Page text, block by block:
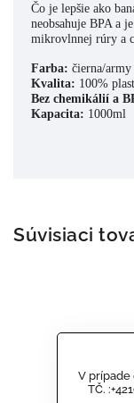
V prípade
TČ.
Čo je lepšie ako
neobsahuje BPA a
mikrovlnnej rúry a
Farba:
Kvalita:
Bez chemikálií a
Kapacita: 1000ml
Súvisiaci